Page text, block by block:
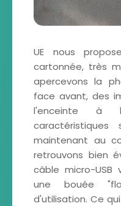
UE nous
cartonnée, très
apercevons la
face avant, des
l'enceinte à
maintenant au
retrouvons bien
câble micro-USB
une bouée
d'utilisation. Ce